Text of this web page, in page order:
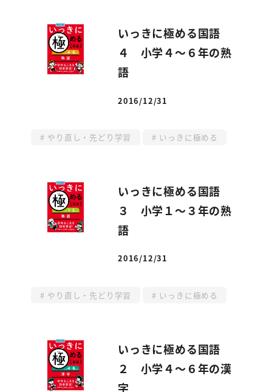
いっきに極める国語
４ 小学４～６年の熟
語
投稿日
2016/12/31
やり直し・先どり学習 いっきに極める
いっきに極める国語
３ 小学１～３年の熟
語
投稿日
2016/12/31
やり直し・先どり学習 いっきに極める
いっきに極める国語
２ 小学４～６年の漢
字